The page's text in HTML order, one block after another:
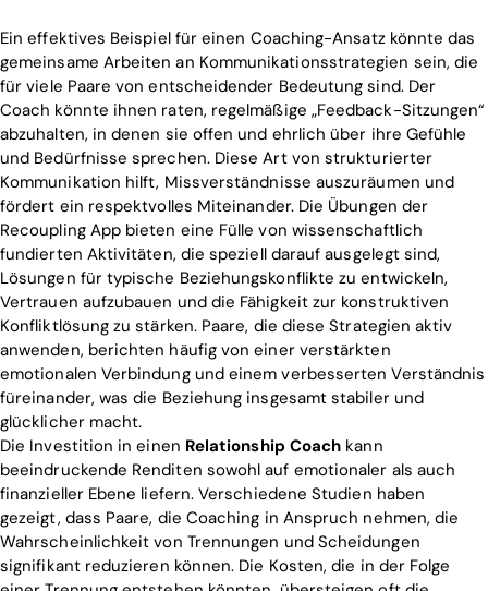
Ein effektives Beispiel für einen Coaching-Ansatz könnte das
gemeinsame Arbeiten an Kommunikationsstrategien sein, die
für viele Paare von entscheidender Bedeutung sind. Der
Coach könnte ihnen raten, regelmäßige „Feedback-Sitzungen“
abzuhalten, in denen sie offen und ehrlich über ihre Gefühle
und Bedürfnisse sprechen. Diese Art von strukturierter
Kommunikation hilft, Missverständnisse auszuräumen und
fördert ein respektvolles Miteinander. Die Übungen der
Recoupling App bieten eine Fülle von wissenschaftlich
fundierten Aktivitäten, die speziell darauf ausgelegt sind,
Lösungen für typische Beziehungskonflikte zu entwickeln,
Vertrauen aufzubauen und die Fähigkeit zur konstruktiven
Konfliktlösung zu stärken. Paare, die diese Strategien aktiv
anwenden, berichten häufig von einer verstärkten
emotionalen Verbindung und einem verbesserten Verständnis
füreinander, was die Beziehung insgesamt stabiler und
glücklicher macht.
Die Investition in einen Relationship Coach kann
beeindruckende Renditen sowohl auf emotionaler als auch
finanzieller Ebene liefern. Verschiedene Studien haben
gezeigt, dass Paare, die Coaching in Anspruch nehmen, die
Wahrscheinlichkeit von Trennungen und Scheidungen
signifikant reduzieren können. Die Kosten, die in der Folge